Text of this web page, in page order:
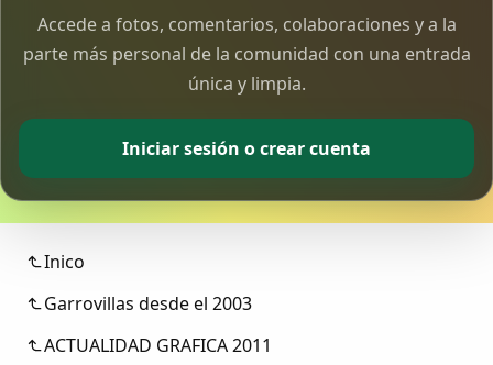
El Tiempo
Comunidad
Colaboradores
AlkoTV
Accede a fotos, comentarios, colaboraciones y a la
parte más personal de la comunidad con una entrada
única y limpia.
Iniciar sesión o crear cuenta
Inico
Garrovillas desde el 2003
ACTUALIDAD GRAFICA 2011